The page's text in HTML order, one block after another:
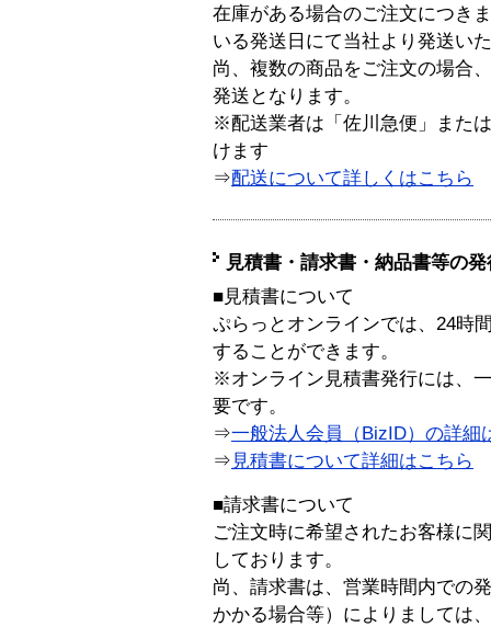
在庫がある場合のご注文につき
いる発送日にて当社より発送い
尚、複数の商品をご注文の場合
発送となります。
※配送業者は「佐川急便」また
けます
⇒配送について詳しくはこちら
見積書・請求書・納品書等の
■見積書について
ぷらっとオンラインでは、24時
することができます。
※オンライン見積書発行には、
要です。
⇒一般法人会員（BizID）の詳細
⇒ 見積書について詳細はこちら
■請求書について
ご注文時に希望されたお客様に
しております。
尚、請求書は、営業時間内での
かかる場合等）によりましては